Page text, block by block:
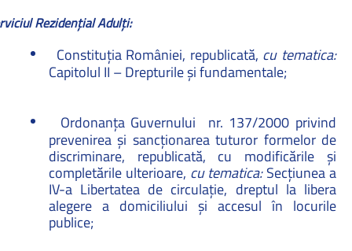
Rezidențial Adulți:
Constituția României, republicată, cu tematica:
Capitolul II – Drepturile și fundamentale;
Ordonanța Guvernului
nr. 137/2000 privind
prevenirea și sancționarea tuturor formelor de
discriminare, republicată, cu modificările și
completările ulterioare, cu tematica:Secțiunea a
IV-a Libertatea de circulație, dreptul la libera
alegere a domiciliului și accesul în locurile
publice;